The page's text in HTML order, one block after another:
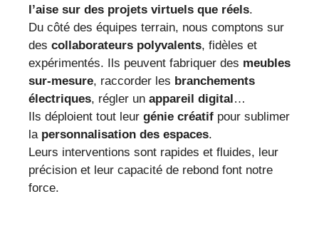
l’aise sur des projets virtuels que réels.
Du côté des équipes terrain, nous comptons sur
des collaborateurs polyvalents, fidèles et
expérimentés. Ils peuvent fabriquer des meubles
sur-mesure, raccorder les branchements
électriques, régler un appareil digital …
Ils déploient tout leur génie créatif pour sublimer
la personnalisation des espaces.
Leurs interventions sont rapides et fluides, leur
précision et leur capacité de rebond font notre
force.